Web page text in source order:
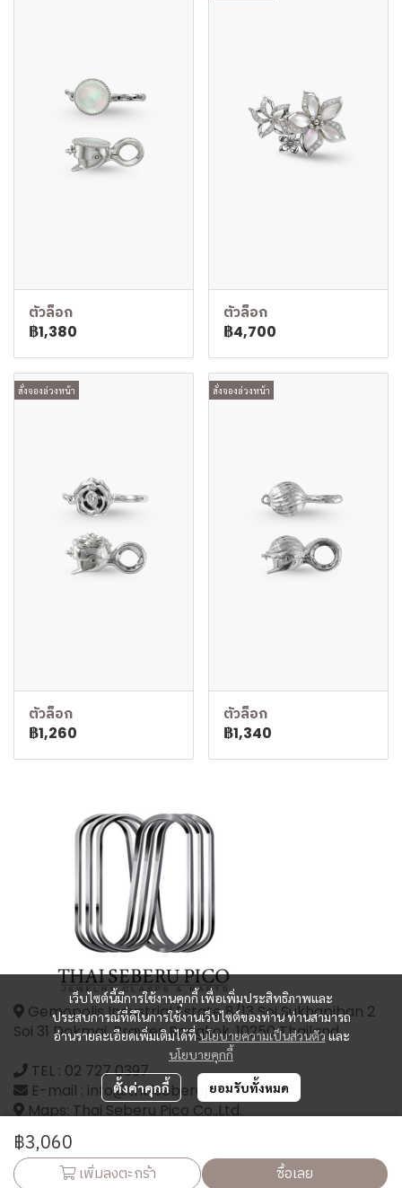
ตัวล็อก
฿1,380
ตัวล็อก
฿4,700
สั่งจองล่วงหน้า
ตัวล็อก
฿1,260
สั่งจองล่วงหน้า
ตัวล็อก
฿1,340
฿3,060
เพิ่มลงตะกร้า ซื้อเลย
เว็บไซต์นี้มีการใช้งานคุกกี้ เพื่อเพิ่มประสิทธิภาพและ
ประสบการณ์ที่ดีในการใช้งานเว็บไซต์ของท่าน ท่านสามารถ
อ่านรายละเอียดเพิ่มเติมได้ที่นโยบายความเป็นส่วนตัวและ
นโยบายคุกกี้
ตั้งค่าคุกกี้ ยอมรับทั้งหมด
Gemopolis Industrial Estate 8/13 Soi Sukhapiban 2
Soi 31 Dokmai, Prawes Bangkok, 10250 Thailand
TEL : 02 727 0397
E-mail : info@thaiseberupico.com
Maps: Thai Seberu Pico Co.,Ltd.